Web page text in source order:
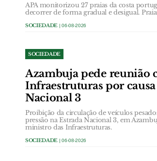
APA monitorizou 27 praias da costa
decorrer de forma gradual e desigual.
SOCIEDADE | 06-08-2026
SOCIEDADE
Azambuja pede reunião
Infraestruturas por
Nacional 3
Proibição da circulação de veículos
pressão na Estrada Nacional 3, em
ministro das Infraestruturas.
SOCIEDADE | 06-08-2026